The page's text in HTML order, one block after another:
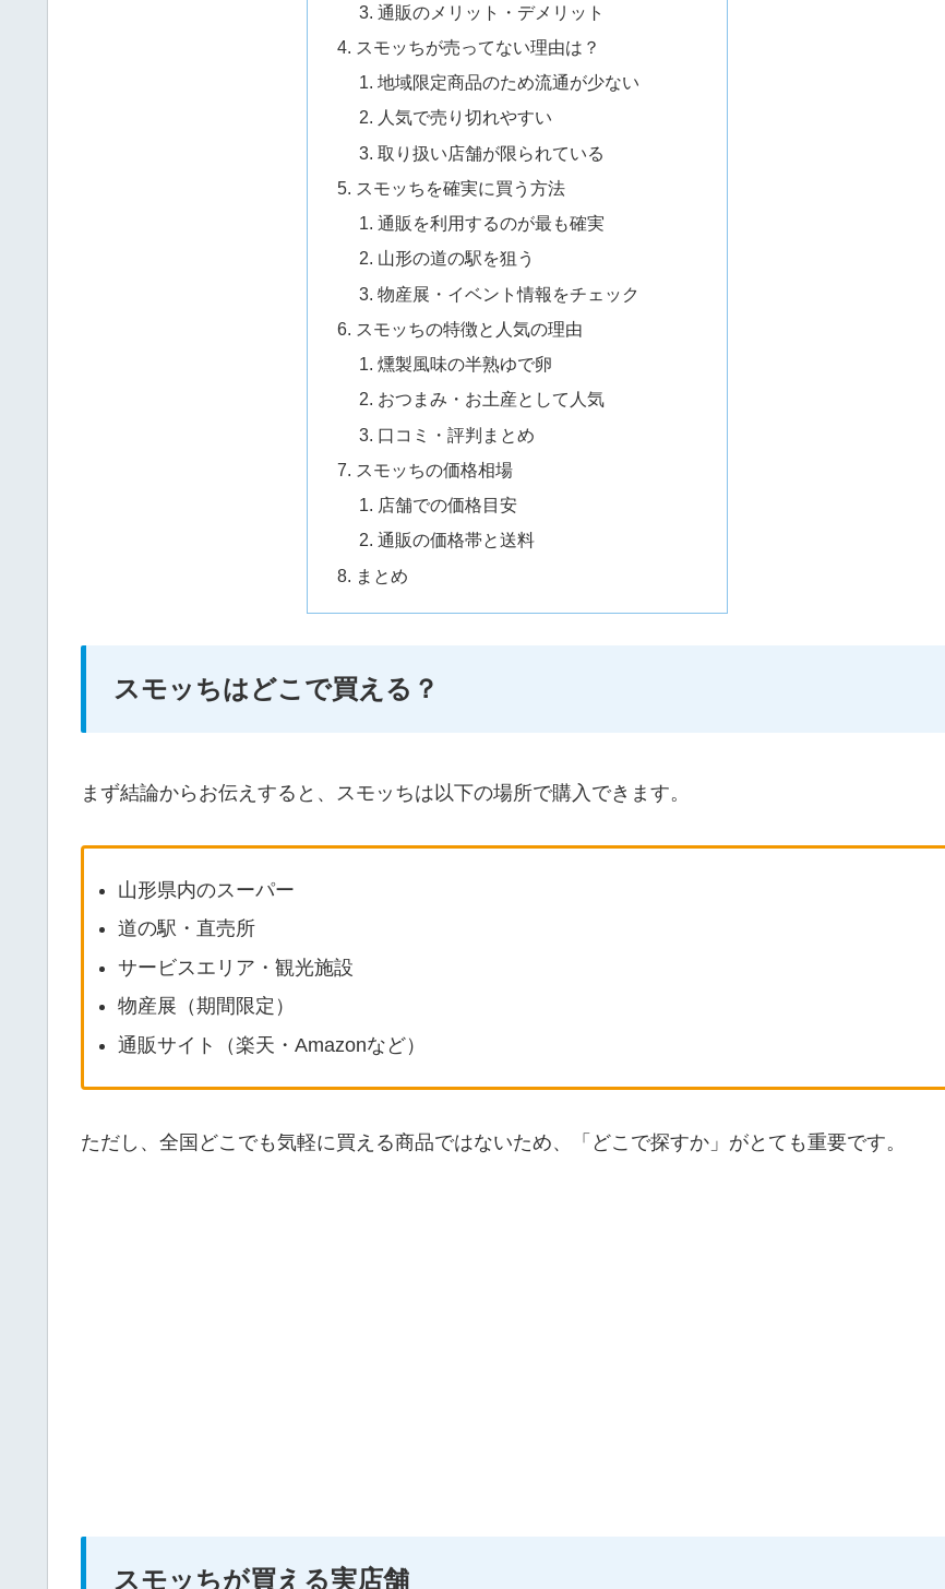
通販のメリット・デメリット
スモッちが売ってない理由は？
地域限定商品のため流通が少ない
人気で売り切れやすい
取り扱い店舗が限られている
スモッちを確実に買う方法
通販を利用するのが最も確実
山形の道の駅を狙う
物産展・イベント情報をチェック
スモッちの特徴と人気の理由
燻製風味の半熟ゆで卵
おつまみ・お土産として人気
口コミ・評判まとめ
スモッちの価格相場
店舗での価格目安
通販の価格帯と送料
まとめ
スモッちはどこで買える？
まず結論からお伝えすると、スモッちは以下の場所で購入できます。
山形県内のスーパー
道の駅・直売所
サービスエリア・観光施設
物産展（期間限定）
通販サイト（楽天・Amazonなど）
ただし、全国どこでも気軽に買える商品ではないため、「どこで探すか」がとても重要です。
スモッちが買える実店舗